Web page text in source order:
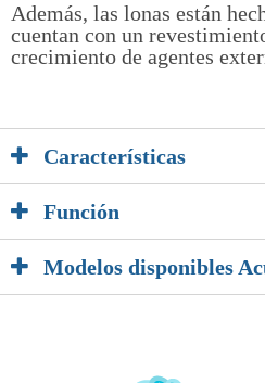
Además, las lonas están
cuentan con un
crecimiento de agentes
Características
Función
Modelos disponibles